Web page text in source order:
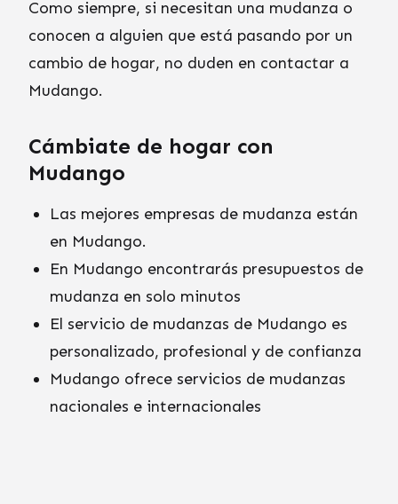
Como siempre, si necesitan una mudanza o
conocen a alguien que está pasando por un
cambio de hogar, no duden en contactar a
Mudango.
Cámbiate de hogar con
Mudango
Las mejores empresas de mudanza están
en Mudango.
En Mudango encontrarás presupuestos de
mudanza en solo minutos
El servicio de mudanzas de Mudango es
personalizado, profesional y de confianza
Mudango ofrece servicios de mudanzas
nacionales e internacionales